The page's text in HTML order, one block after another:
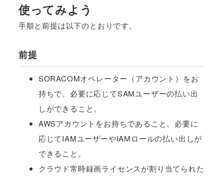
使ってみよう
手順と前提は以下のとおりです。
前提
SORACOMオペレーター（アカウント）をお
持ちで、必要に応じてSAMユーザーの払い出
しができること。
AWSアカウントをお持ちであること。必要に
応じてIAMユーザーやIAMロールの払い出しが
できること。
クラウド常時録画ライセンスが割り当てられた